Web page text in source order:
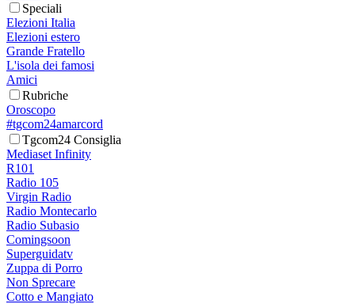
Speciali
Elezioni Italia
Elezioni estero
Grande Fratello
L'isola dei famosi
Amici
Rubriche
Oroscopo
#tgcom24amarcord
Tgcom24 Consiglia
Mediaset Infinity
R101
Radio 105
Virgin Radio
Radio Montecarlo
Radio Subasio
Comingsoon
Superguidatv
Zuppa di Porro
Non Sprecare
Cotto e Mangiato